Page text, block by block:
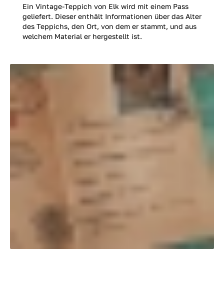
Ein Vintage-Teppich von Elk wird mit einem Pass
geliefert. Dieser enthält Informationen über das Alter
des Teppichs, den Ort, von dem er stammt, und aus
welchem Material er hergestellt ist.